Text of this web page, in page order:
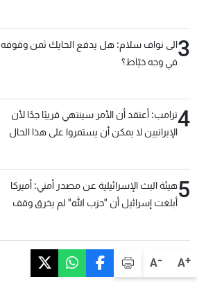
A+
A-
3الى نواف سلام: هل يدفع الحايك ثمن وقوفه
في وجه خيّاط؟
4ترامب: أعتقد أن الأمر سينتهي قريبًا جدًا لأن
الإيرانيين لا يمكن أن يستمروا على هذا الحال
5هيئة البث الإسرائيلية عن مصدر أمني: أميركا
أبلغت إسرائيل أن "حزب الله" لم يخرق وقف